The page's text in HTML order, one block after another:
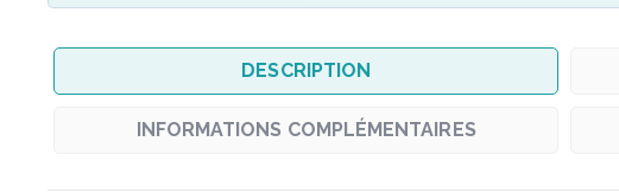
DESCRIPTION
INFORMATIONS COMPLÉMENTAIRES